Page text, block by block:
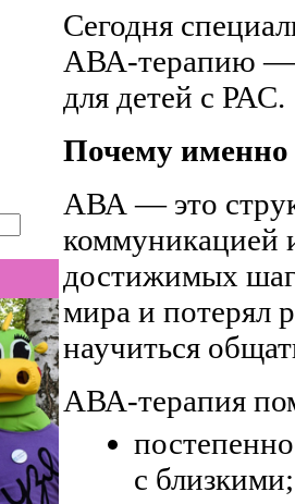
Сегодня
АВА-терапию —
для детей с РАС.
Почему
АВА — это
коммуникацией
достижимых
мира и потерял
научиться
АВА-терапия
с близкими;